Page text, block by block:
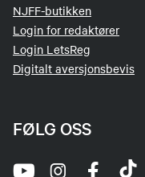
NJFF-butikken
Login for redaktører
Login LetsReg
Digitalt aversjonsbevis
FØLG OSS